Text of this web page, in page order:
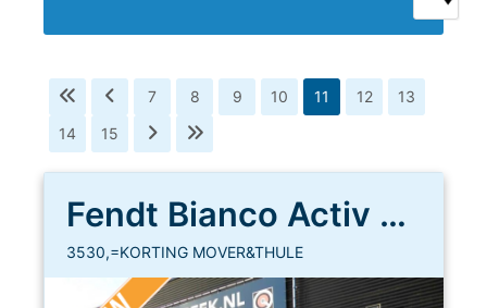
7 8 9 10 11 12
13
14
15
Fendt Bianco Activ 445 SFB
3530,=KORTING MOVER&THULE